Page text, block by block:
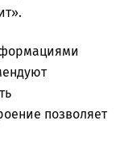
позволяет